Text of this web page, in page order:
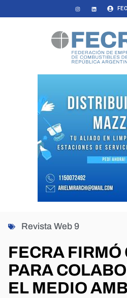
Revista Web 9
FECRA FIRMÓ
PARA
EL MEDIO